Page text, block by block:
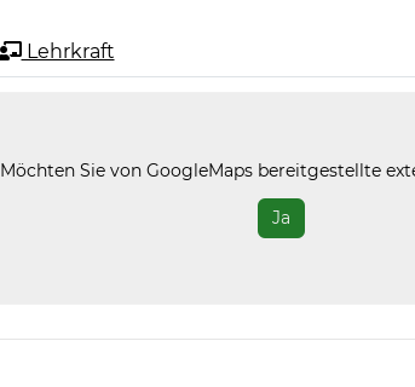
Lehrkraft
Möchten Sie vonGoogleMaps bereitgestellte
Ja